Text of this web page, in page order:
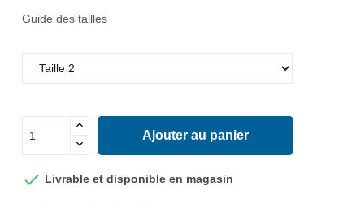
Laver avant utilisation.
Guide des tailles
Ajouter au panier
 Livrable et disponible en magasin